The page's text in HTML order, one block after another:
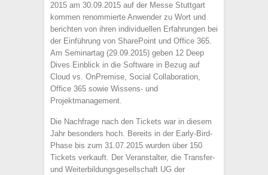
2015 am 30.09.2015 auf der Messe Stuttgart
kommen renommierte Anwender zu Wort und
berichten von ihren individuellen Erfahrungen bei
der Einführung von SharePoint und Office 365.
Am Seminartag (29.09.2015) geben 12 Deep
Dives Einblick in die Software in Bezug auf
Cloud vs. OnPremise, Social Collaboration,
Office 365 sowie Wissens- und
Projektmanagement.
Die Nachfrage nach den Tickets war in diesem
Jahr besonders hoch. Bereits in der Early-Bird-
Phase bis zum 31.07.2015 wurden über 150
Tickets verkauft. Der Veranstalter, die Transfer-
und Weiterbildungsgesellschaft UG der